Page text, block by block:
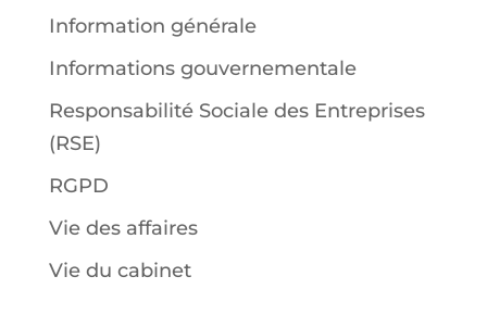
Information générale
Informations gouvernementale
Responsabilité Sociale des Entreprises
(RSE)
RGPD
Vie des affaires
Vie du cabinet